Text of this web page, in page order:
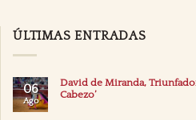
ÚLTIMAS ENTRADAS
06
Ago
David de Miranda,
Cabezo’